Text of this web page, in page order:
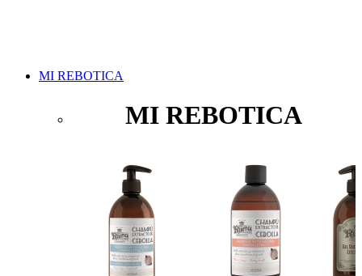
MI REBOTICA
MI REBOTICA